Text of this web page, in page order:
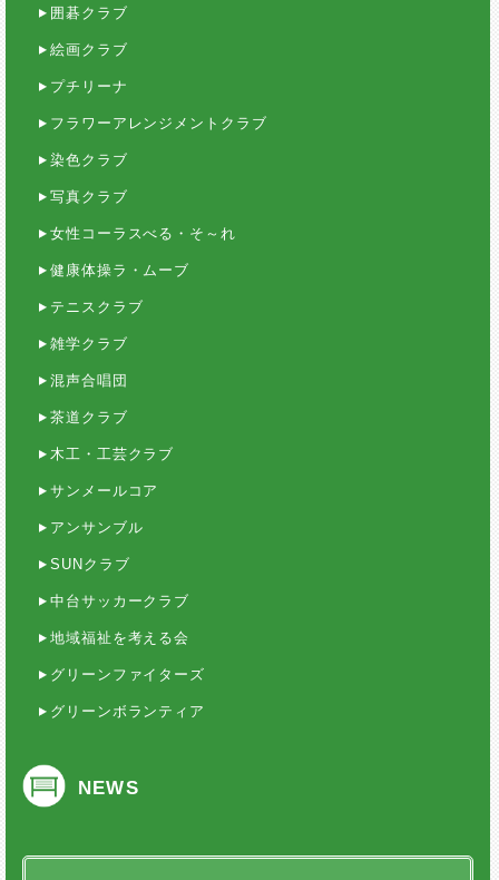
囲碁クラブ
絵画クラブ
プチリーナ
フラワーアレンジメントクラブ
染色クラブ
写真クラブ
女性コーラスべる・そ～れ
健康体操ラ・ムーブ
テニスクラブ
雑学クラブ
混声合唱団
茶道クラブ
木工・工芸クラブ
サンメールコア
アンサンブル
SUNクラブ
中台サッカークラブ
地域福祉を考える会
グリーンファイターズ
グリーンボランティア
NEWS